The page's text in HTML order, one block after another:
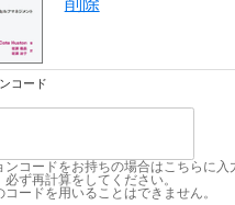
コード
ンコードをお持ちの場合はこちらに入
必ず再計算をしてください。
ードを用いることはできません。